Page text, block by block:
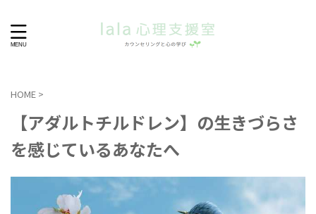
HOME >
【アダルトチルドレン】の生きづらさ
を感じているあなたへ